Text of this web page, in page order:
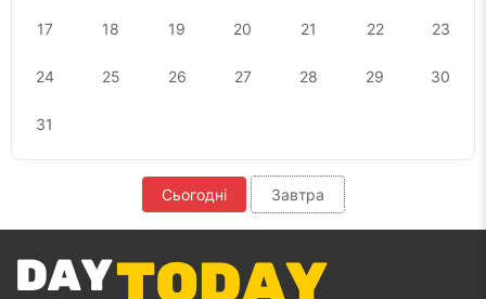
17 18 19 20 21 22 23
24 25 26 27 28 29 30
31
Сьогодні Завтра